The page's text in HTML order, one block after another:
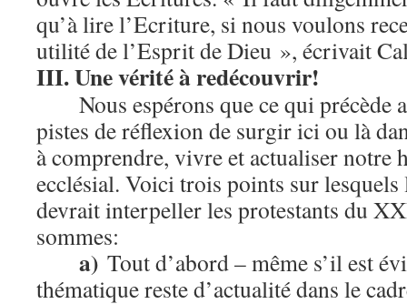
qu’à lire l’Ecriture, si nous voulons
utilité de l’Esprit de Dieu », écrivait
III. Une vérité à redécouvrir!
Nous espérons que ce qui précède
pistes de réflexion de surgir ici ou là
à comprendre, vivre et actualiser notre
ecclésial. Voici trois points sur
devrait interpeller les protestants du
sommes:
a) Tout d’abord – même s’il est
thématique reste d’actualité dans le